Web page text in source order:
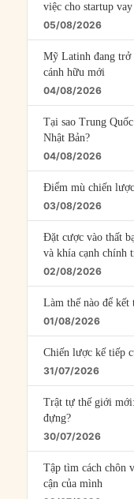
việc cho startup
05/08/2026
Mỹ Latinh đang trở
cánh hữu mới
04/08/2026
Tại sao Trung
Nhật Bản?
04/08/2026
Điểm mù chiến
03/08/2026
Đặt cược vào thất
và khía cạnh chính
02/08/2026
Làm thế nào để kết
01/08/2026
Chiến lược kế tiếp
31/07/2026
Trật tự thế giới
đựng?
30/07/2026
Tập tìm cách chôn
cận của mình